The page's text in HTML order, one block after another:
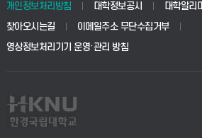
개인정보처리방침 대학정보공시 대학알리미
찾아오시는길
이메일주소 무단수집거부
영상정보처리기기 운영·관리 방침